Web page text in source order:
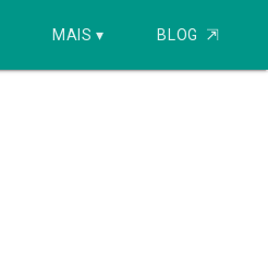
MAIS ▾ BLOG ⇱